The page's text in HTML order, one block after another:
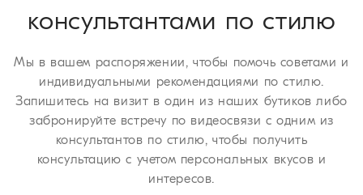
консультантами по стилю
Мы в вашем распоряжении, чтобы помочь советами и
индивидуальными рекомендациями по стилю.
Запишитесь на визит в один из наших бутиков либо
забронируйте встречу по видеосвязи с одним из
консультантов по стилю, чтобы получить
консультацию с учетом персональных вкусов и
интересов.